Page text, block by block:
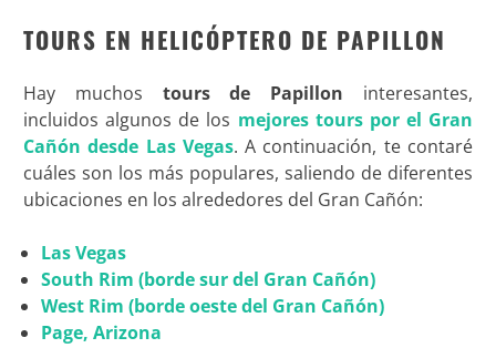
TOURS EN HELICÓPTERO DE PAPILLON
Hay muchos tours de Papillon interesantes,
incluidos algunos de los mejores tours por el Gran
Cañón desde Las Vegas. A continuación, te contaré
cuáles son los más populares, saliendo de diferentes
ubicaciones en los alrededores del Gran Cañón:
Las Vegas
South Rim (borde sur del Gran Cañón)
West Rim (borde oeste del Gran Cañón)
Page, Arizona